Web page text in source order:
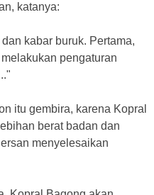
katanya:
kabar buruk. Pertama,
pengaturan
itu gembira, karena Kopral
berat badan dan
menyelesaikan